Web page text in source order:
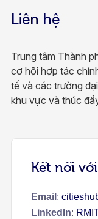
Liên hệ
Trung tâm Thành
cơ hội hợp tác
tế và các trường
khu vực và thúc
Kết nối
Email :
LinkedIn: